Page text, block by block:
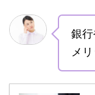
銀
メ